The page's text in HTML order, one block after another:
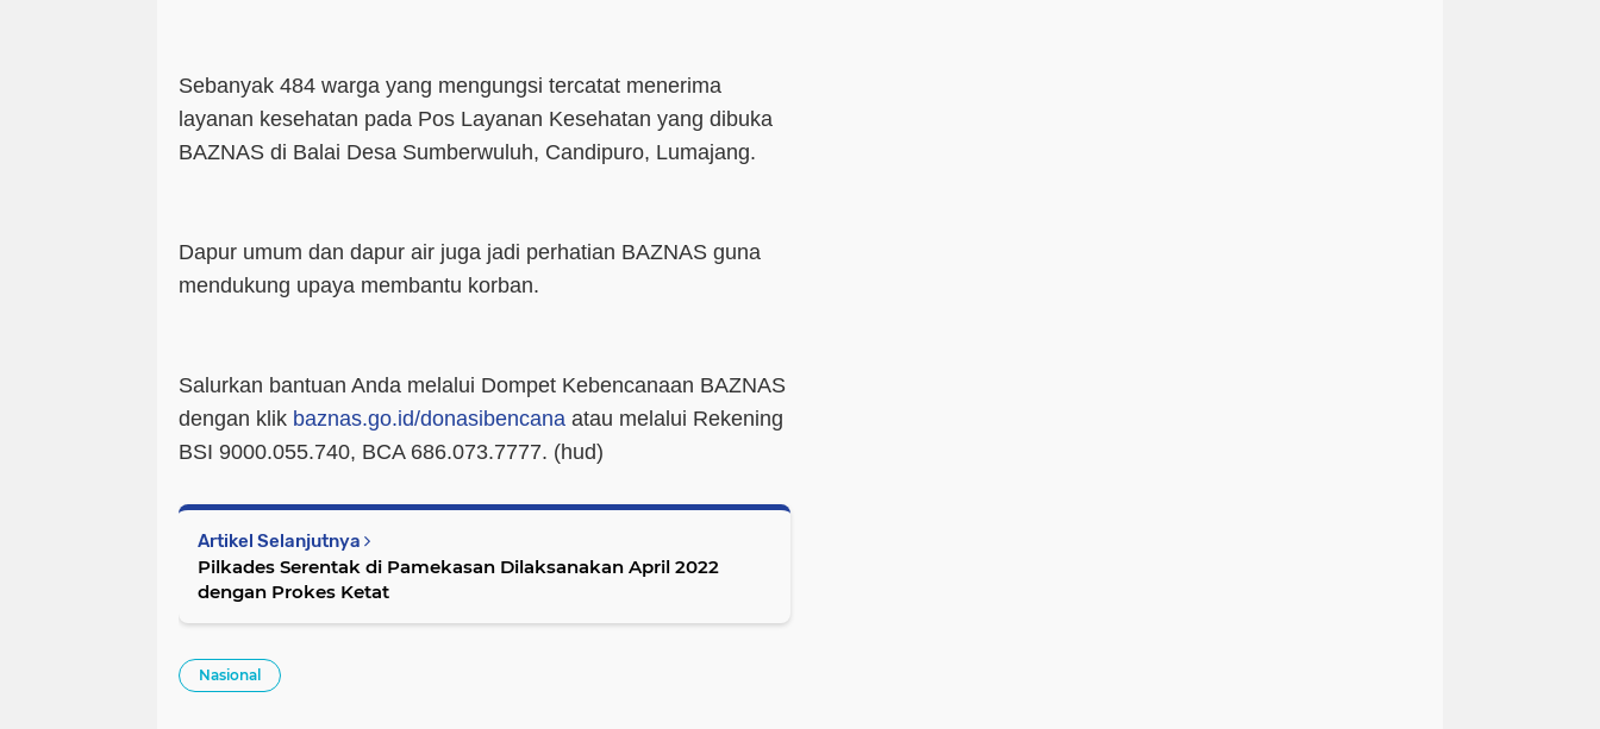
Sebanyak 484 warga yang mengungsi tercatat menerima
layanan kesehatan pada Pos Layanan Kesehatan yang dibuka
BAZNAS di Balai Desa Sumberwuluh, Candipuro, Lumajang.
Dapur umum dan dapur air juga jadi perhatian BAZNAS guna
mendukung upaya membantu korban.
Salurkan bantuan Anda melalui Dompet Kebencanaan BAZNAS
dengan klik baznas.go.id/donasibencana atau melalui Rekening
BSI 9000.055.740, BCA 686.073.7777. (hud)
Artikel Selanjutnya
Pilkades Serentak di Pamekasan Dilaksanakan April 2022
dengan Prokes Ketat
Nasional